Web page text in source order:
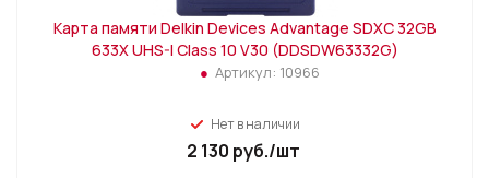
Карта памяти Delkin Devices Advantage SDXC 32GB
633X UHS-I Class 10 V30 (DDSDW63332G)
Артикул: 10966
Нет в наличии
2 130 руб./шт